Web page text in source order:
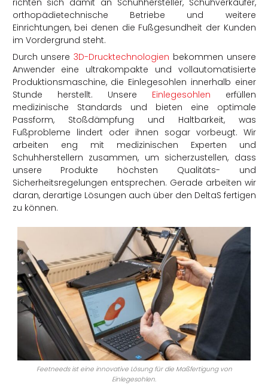
orthopädietechnische Betriebe und weitere
Einrichtungen, bei denen die Fußgesundheit der Kunden
im Vordergrund steht.
Durch unsere 3D-Drucktechnologien bekommen unsere
Anwender eine ultrakompakte und vollautomatisierte
Produktionsmaschine, die Einlegesohlen innerhalb einer
Stunde herstellt. Unsere Einlegesohlen erfüllen
medizinische Standards und bieten eine optimale
Passform, Stoßdämpfung und Haltbarkeit, was
Fußprobleme lindert oder ihnen sogar vorbeugt. Wir
arbeiten eng mit medizinischen Experten und
Schuhherstellern zusammen, um sicherzustellen, dass
unsere Produkte höchsten Qualitäts- und
Sicherheitsregelungen entsprechen. Gerade arbeiten wir
daran, derartige Lösungen auch über den DeltaS fertigen
zu können.
Feetneeds ist eine innovative Lösung für die Maßfertigung von
Einlegesohlen.